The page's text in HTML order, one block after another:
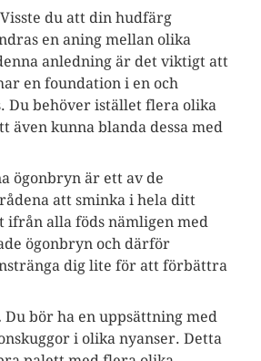
Visste du att din hudfärg
en aning mellan olika
anledning är det viktigt att
en foundation i en och
Du behöver istället flera olika
även kunna blanda dessa med
ögonbryn är ett av de
att sminka i hela ditt
ifrån alla föds nämligen med
ögonbryn och därför
dig lite för att förbättra
Du bör ha en uppsättning med
i olika nyanser. Detta